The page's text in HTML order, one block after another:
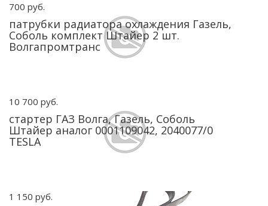
700 руб.
патрубки радиатора охлаждения Газель,
Соболь комплект Штайер 2 шт.
Волгапромтранс
10 700 руб.
стартер ГАЗ Волга, Газель, Соболь
Штайер аналог 0001109042, 2040077/0
TESLA
1 150 руб.